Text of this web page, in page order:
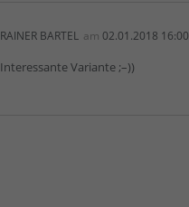
RAINER BARTEL am 02.01.2018 16:00
Interessante Variante ;–))